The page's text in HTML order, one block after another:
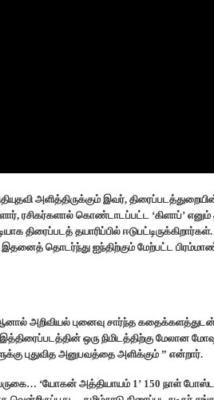
அளித்திருக்கும் இவர்,
ரசிகர்களால் கொண்டாடப்பட்ட ‘கிளாப்’
திரைப்படத் தயாரிப்பில்
இதனைத் தொடர்ந்து ஐந்திற்கும் மேற்பட்ட
அறிவியல் புனைவு சார்ந்த
ஒரு நிமிடத்திற்கு மேலான
புதுவித அனுபவத்தை அளிக்கும் ” என்றார்.
‘யோகன் அத்தியாயம் 1’ 150 நாள்